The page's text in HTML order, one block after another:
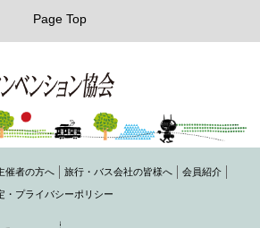
Page Top
催者の方へ 旅行・バス会社の皆様へ 会員紹介
・プライバシーポリシー
豊橋商工会議所内)